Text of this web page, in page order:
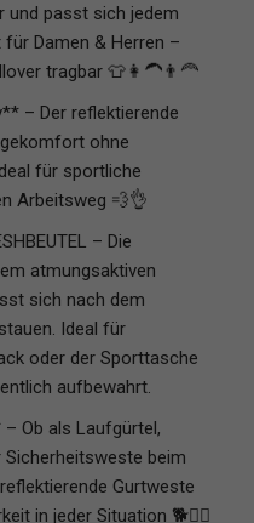
und passt sich jedem
Damen & Herren –
tragbar 👕👩‍🦱👨‍🦰
– Der reflektierende
ohne
für sportliche
Arbeitsweg 💨👌
– Die
atmungsaktiven
sich nach dem
Ideal für
oder der Sporttasche
aufbewahrt.
Ob als Laufgürtel,
Sicherheitsweste beim
Gurtweste
in jeder Situation 🐕🚴‍♀️